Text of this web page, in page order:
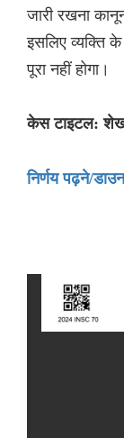
जारी रखना
इसलिए व्यक्ति
पूरा नहीं होगा।
केस टाइटल: शेख
निर्णय पढ़ने/